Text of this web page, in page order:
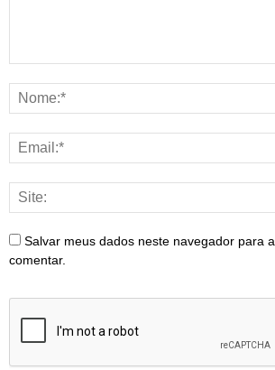
Salvar meus dados neste navegador para
comentar.